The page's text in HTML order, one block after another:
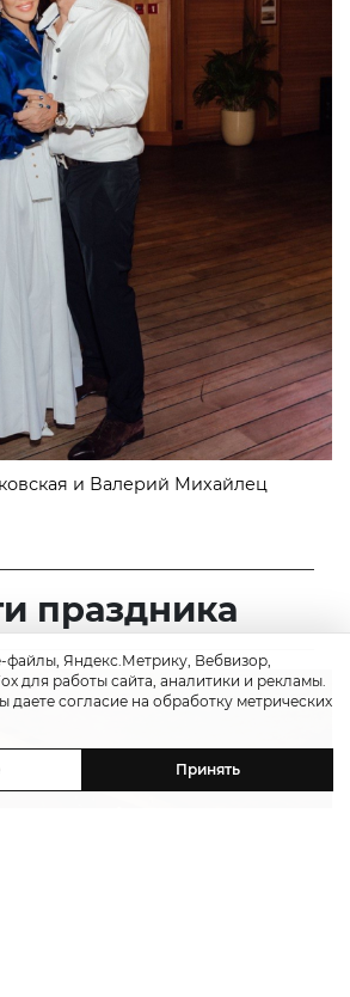
и Валерий Михайлец
праздника
Яндекс.Метрику, Вебвизор,
для работы сайта, аналитики и рекламы.
даете согласие на обработку метрических
Принять